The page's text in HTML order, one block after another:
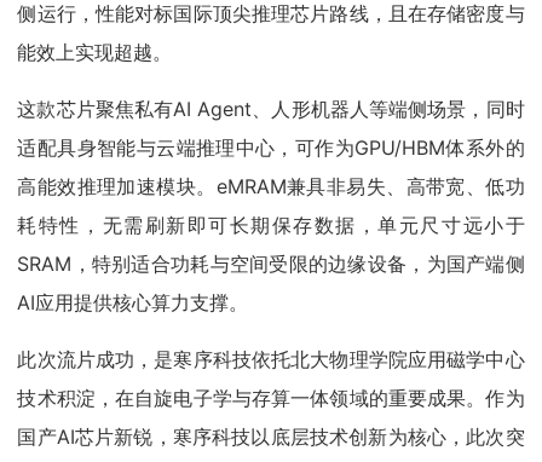
侧运行，性能对标国际顶尖推理芯片路线，且在存储密度与
能效上实现超越。
这款芯片聚焦私有AI Agent、人形机器人等端侧场景，同时
适配具身智能与云端推理中心，可作为GPU/HBM体系外的
高能效推理加速模块。eMRAM兼具非易失、高带宽、低功
耗特性，无需刷新即可长期保存数据，单元尺寸远小于
SRAM，特别适合功耗与空间受限的边缘设备，为国产端侧
AI应用提供核心算力支撑。
此次流片成功，是寒序科技依托北大物理学院应用磁学中心
技术积淀，在自旋电子学与存算一体领域的重要成果。作为
国产AI芯片新锐，寒序科技以底层技术创新为核心，此次突